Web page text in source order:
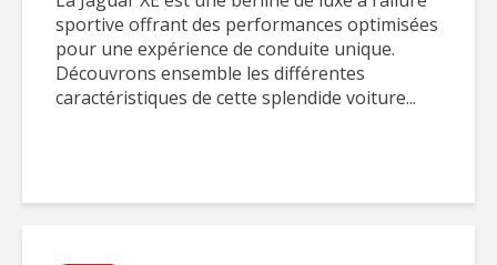
sportive offrant des performances optimisées
pour une expérience de conduite unique.
Découvrons ensemble les différentes
caractéristiques de cette splendide voiture...